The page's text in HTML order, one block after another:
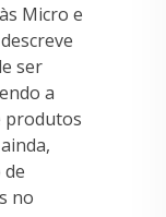
Micro e
ser
a
produtos
no